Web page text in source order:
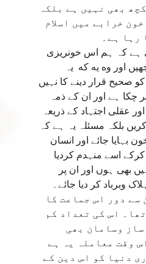
بھی نہیں ہے بلکہ
خرابے میں اسلام
رہا ہے۔
ہے کہ ہم اس خونریزی
اور وه يه كه یہ
صحیح قرار دینے کا نہیں
چکا ہے اور ان کے ذمہ
عقلی اجتہاد کے ذریعہ
بلکہ مسئلہ یہ ہے کہ
بہایا جائے اور انسان
اسے منہدم کردیا
بھی ہوں اور ان پر
وبرباد کر دیا جائے۔
سے دور اس جماعت کا
اس کی تعداد کم
وسامان بھی
وقت معاملہ یہ ہے
دنیا کو اس دین کے